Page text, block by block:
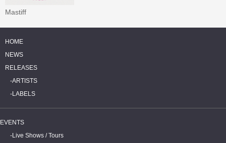
Mastiff
HOME
NEWS
RELEASES
ARTISTS
LABELS
EVENTS
Live Shows / Tours